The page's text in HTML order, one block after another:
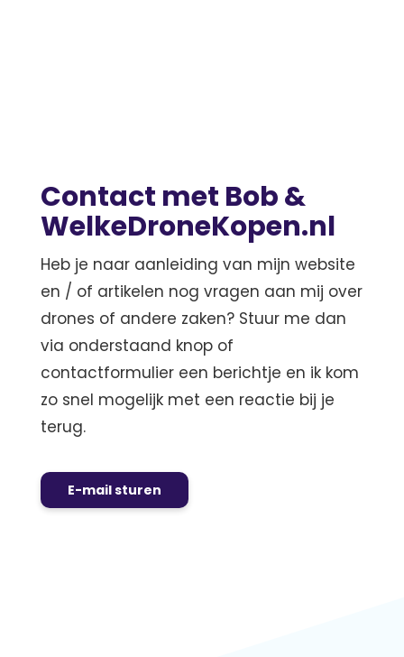
Contact met Bob &
WelkeDroneKopen.nl
Heb je naar aanleiding van mijn website
en / of artikelen nog vragen aan mij over
drones of andere zaken? Stuur me dan
via onderstaand knop of
contactformulier een berichtje en ik kom
zo snel mogelijk met een reactie bij je
terug.
E-mail sturen